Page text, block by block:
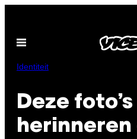
de
inhoud
Open
Identiteit
Deze foto’s
herinneren